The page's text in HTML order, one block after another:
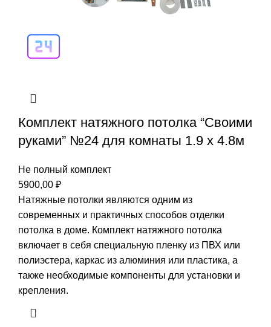
Комплект натяжного потолка “Своими
руками” №24 для комнаты 1.9 х 4.8м
Не полный комплект
5900,00 ₽
Натяжные потолки являются одним из
современных и практичных способов отделки
потолка в доме. Комплект натяжного потолка
включает в себя специальную пленку из ПВХ или
полиэстера, каркас из алюминия или пластика, а
также необходимые компоненты для установки и
крепления.